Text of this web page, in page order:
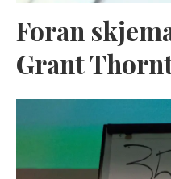
Foran
Grant